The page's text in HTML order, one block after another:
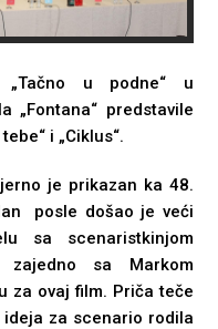
u podne“ u
„Fontana“ predstavile
i „Ciklus“.
je prikazan ka 48.
posle došao je veći
sa scenaristkinjom
zajedno sa Markom
za ovaj film. Priča teče
za scenario rodila